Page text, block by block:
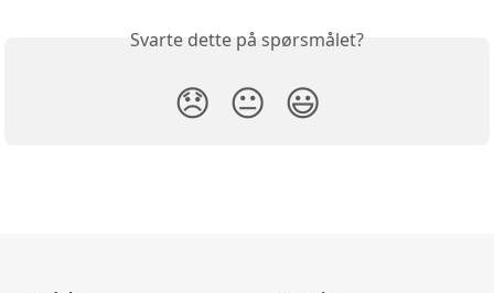
Svarte dette på spørsmålet?
😞 😐 😃